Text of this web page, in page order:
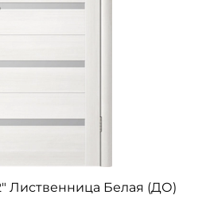
Лиственница Белая (ДО)